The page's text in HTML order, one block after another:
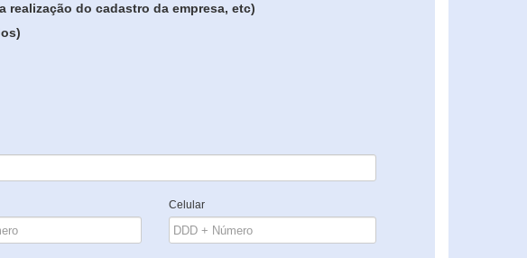
realização do cadastro da empresa, etc)
Celular